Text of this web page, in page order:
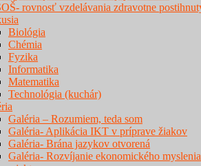
rovnosť vzdelávania zdravotne
Biológia
Chémia
Fyzika
Informatika
Matematika
Technológia (kuchár)
Galéria – Rozumiem, teda som
Galéria- Aplikácia IKT v príprave žiakov
Galéria- Brána jazykov otvorená
Galéria- Rozvíjanie ekonomického myslenia